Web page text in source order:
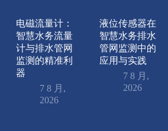
电磁流量计：
智慧水务流量
计与排水管网
监测的精准利
器
7 8 月,
2026
液位传感器在
智慧水务排水
管网监测中的
应用与实践
7 8 月,
2026